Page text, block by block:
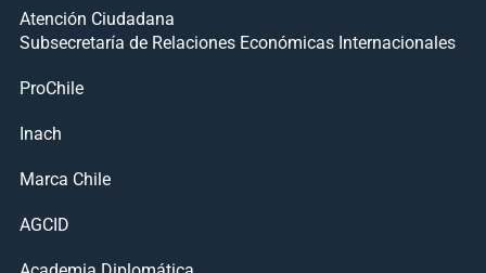
Atención Ciudadana
Subsecretaría de Relaciones Económicas Internacionales
ProChile
Inach
Marca Chile
AGCID